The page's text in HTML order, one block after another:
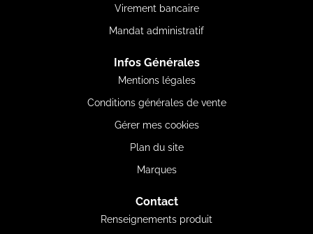
Virement bancaire
Mandat administratif
Infos Générales
Mentions légales
Conditions générales de vente
Gérer mes cookies
Plan du site
Marques
Contact
Renseignements produit